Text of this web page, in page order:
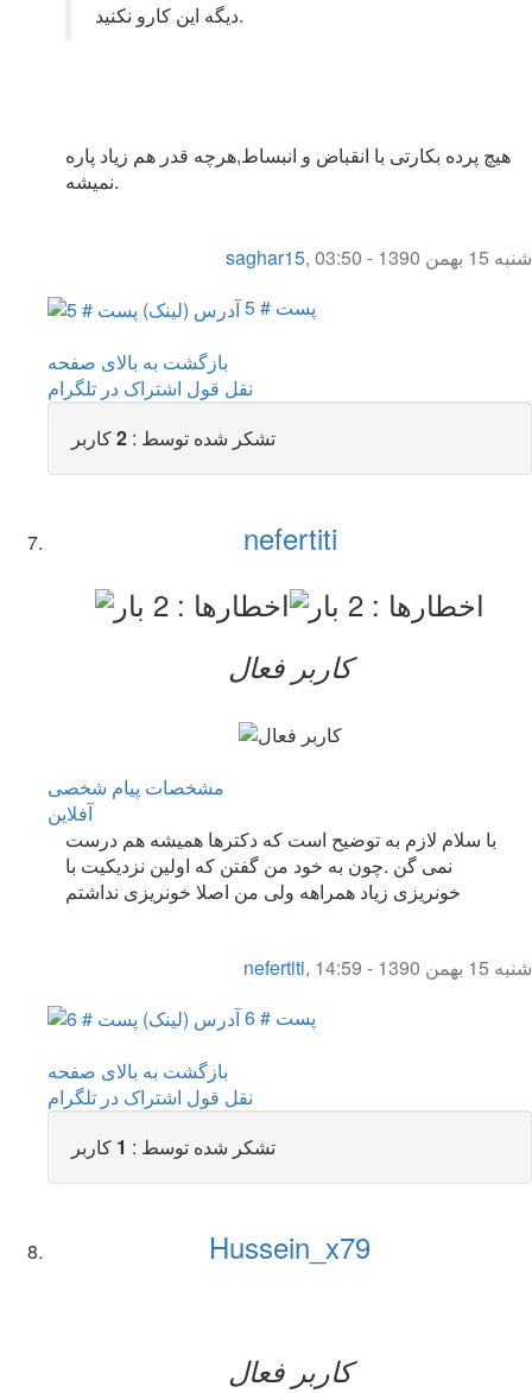
دیگه این کارو نکنید.
هیچ پرده بکارتی با انقباض و انبساط,هرچه قدر هم زیاد پاره
نمیشه.
saghar15,
شنبه 15 بهمن 1390 - 03:50
پست # 5
بازگشت به بالای صفحه
نقل قول اشتراک در تلگرام
تشکر شده توسط : 2کاربر
nefertiti
کاربر فعال
مشخصات پیام شخصی
آفلاين
با سلام لازم به توضیح است که دکترها همیشه هم درست
نمی گن .چون به خود من گفتن که اولین نزدیکیت با
خونریزی زیاد همراهه ولی من اصلا خونریزی نداشتم
nefertiti,
شنبه 15 بهمن 1390 - 14:59
پست # 6
بازگشت به بالای صفحه
نقل قول اشتراک در تلگرام
تشکر شده توسط : 1 کاربر
Hussein_x79
کاربر فعال